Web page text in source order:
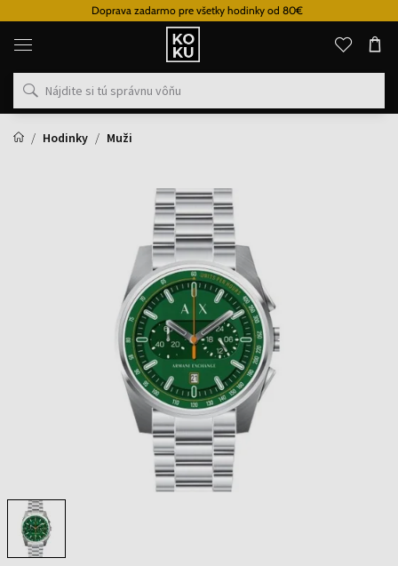
Doprava zadarmo pre všetky hodinky od 80€
Originálne
parfémy
hodinky
na
mieste
Hodinky
Muži